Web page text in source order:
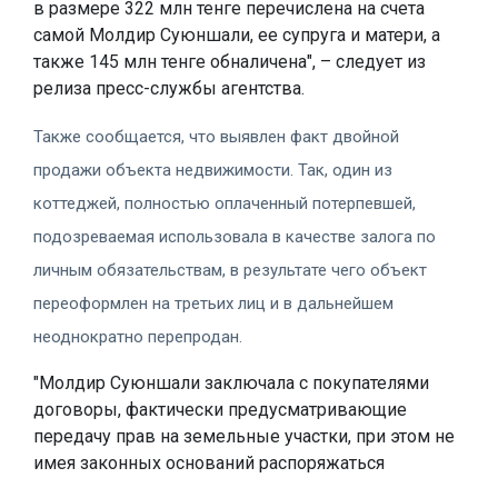
в размере 322 млн тенге перечислена на счета
самой Молдир Суюншали, ее супруга и матери, а
также 145 млн тенге обналичена", – следует из
релиза пресс-службы агентства.
Также сообщается, что выявлен факт двойной
продажи объекта недвижимости. Так, один из
коттеджей, полностью оплаченный потерпевшей,
подозреваемая использовала в качестве залога по
личным обязательствам, в результате чего объект
переоформлен на третьих лиц и в дальнейшем
неоднократно перепродан.
"Молдир Суюншали заключала с покупателями
договоры, фактически предусматривающие
передачу прав на земельные участки, при этом не
имея законных оснований распоряжаться